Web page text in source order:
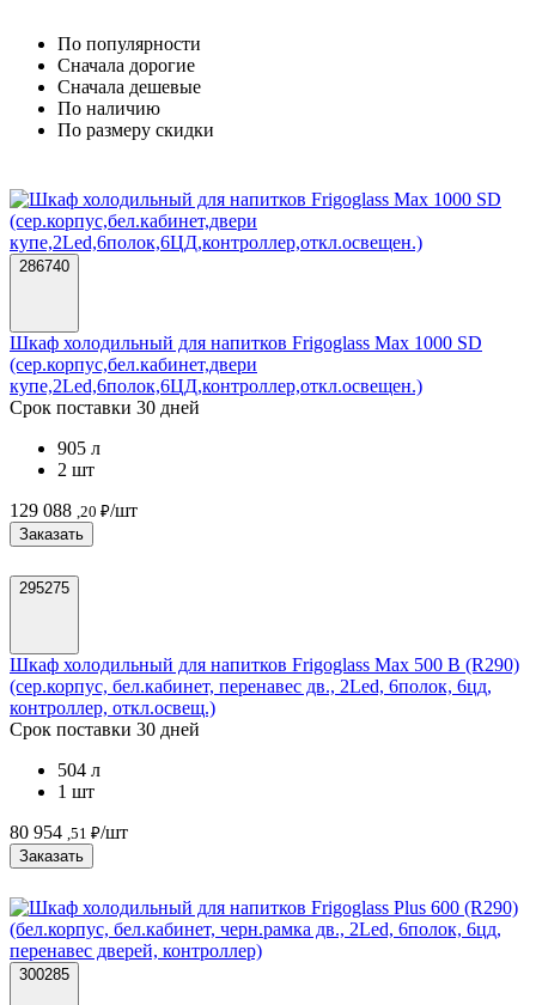
По популярности
Cначала дорогие
Cначала дешевые
По наличию
По размеру скидки
286740
Шкаф холодильный для напитков Frigoglass Max 1000 SD
(сер.корпус,бел.кабинет,двери
купе,2Led,6полок,6ЦД,контроллер,откл.освещен.)
Срок поставки 30 дней
905 л
2 шт
129 088 ,20 ₽/шт
Заказать
295275
Шкаф холодильный для напитков Frigoglass Max 500 B (R290)
(сер.корпус, бел.кабинет, перенавес дв., 2Led, 6полок, 6цд,
контроллер, откл.освещ.)
Срок поставки 30 дней
504 л
1 шт
80 954 ,51 ₽/шт
Заказать
300285